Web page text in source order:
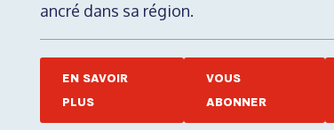
ancré dans sa région.
EN SAVOIR
PLUS
VOUS
ABONNER